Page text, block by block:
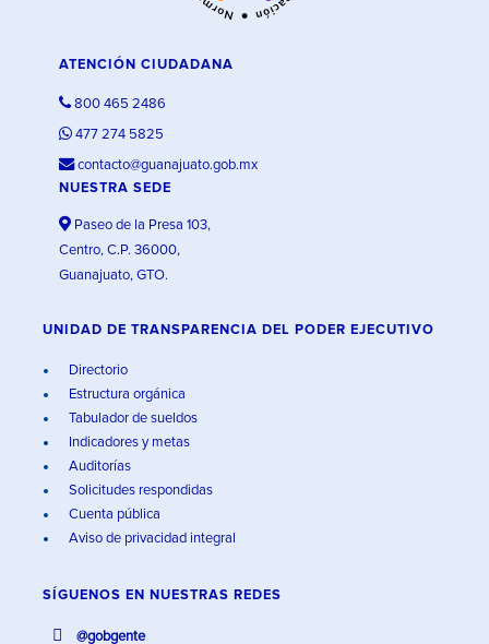
ATENCIÓN CIUDADANA
800 465 2486
477 274 5825
contacto@guanajuato.gob.mx
NUESTRA SEDE
Paseo de la Presa 103,
Centro, C.P. 36000,
Guanajuato, GTO.
UNIDAD DE TRANSPARENCIA DEL PODER EJECUTIVO
Directorio
Estructura orgánica
Tabulador de sueldos
Indicadores y metas
Auditorías
Solicitudes respondidas
Cuenta pública
Aviso de privacidad integral
SÍGUENOS EN NUESTRAS REDES
@gobgente